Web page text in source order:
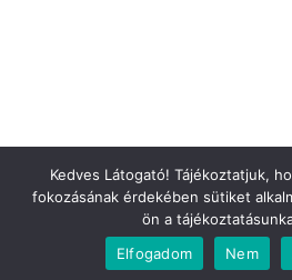
Kedves Látogató! Tájékoztatjuk,
fokozásának érdekében sütiket
ön a
Elfogadom
Nem